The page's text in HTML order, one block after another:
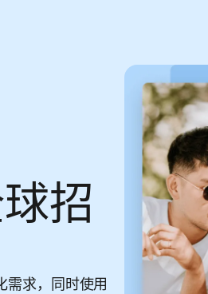
招
需求，同时使用